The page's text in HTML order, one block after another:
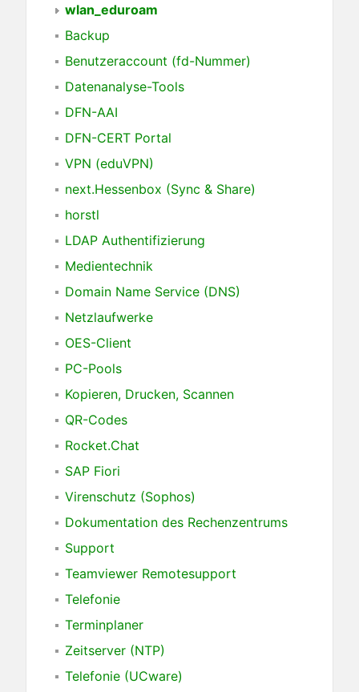
wlan_eduroam
Backup
Benutzeraccount (fd-Nummer)
Datenanalyse-Tools
DFN-AAI
DFN-CERT Portal
VPN (eduVPN)
next.Hessenbox (Sync & Share)
horstl
LDAP Authentifizierung
Medientechnik
Domain Name Service (DNS)
Netzlaufwerke
OES-Client
PC-Pools
Kopieren, Drucken, Scannen
QR-Codes
Rocket.Chat
SAP Fiori
Virenschutz (Sophos)
Dokumentation des Rechenzentrums
Support
Teamviewer Remotesupport
Telefonie
Terminplaner
Zeitserver (NTP)
Telefonie (UCware)